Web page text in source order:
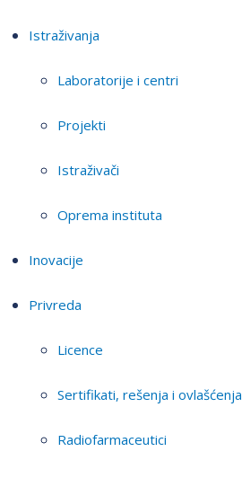
Istraživanja
Laboratorije i centri
Projekti
Istraživači
Oprema instituta
Inovacije
Privreda
Licence
Sertifikati, rešenja i ovlašćenja
Radiofarmaceutici